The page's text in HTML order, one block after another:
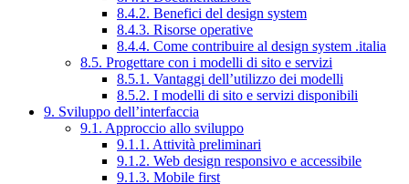
8.4.2. Benefici del design system
8.4.3. Risorse operative
8.4.4. Come contribuire al design system .italia
8.5. Progettare con i modelli di sito e servizi
8.5.1. Vantaggi dell’utilizzo dei modelli
8.5.2. I modelli di sito e servizi disponibili
9. Sviluppo dell’interfaccia
9.1. Approccio allo sviluppo
9.1.1. Attività preliminari
9.1.2. Web design responsivo e accessibile
9.1.3. Mobile first